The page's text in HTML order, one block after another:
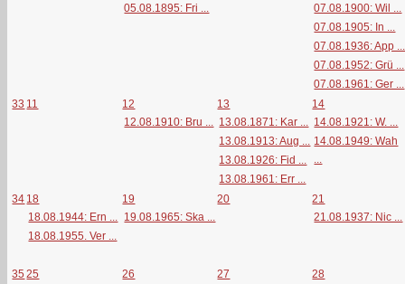
05.08.1895: Fri ...
07.08.1900: Wil ...
07.08.1905: In ...
07.08.1936: App ...
07.08.1952: Grü ...
07.08.1961: Ger ...
33 11
12
12.08.1910: Bru ...
13
13.08.1871: Kar ...
13.08.1913: Aug ...
13.08.1926: Fid ...
13.08.1961: Err ...
14
14.08.1921: W. ...
14.08.1949: Wah
...
34 18
18.08.1944: Ern ...
18.08.1955. Ver ...
19
19.08.1965: Ska ...
20
21
21.08.1937: Nic ...
35 25
26
27
28